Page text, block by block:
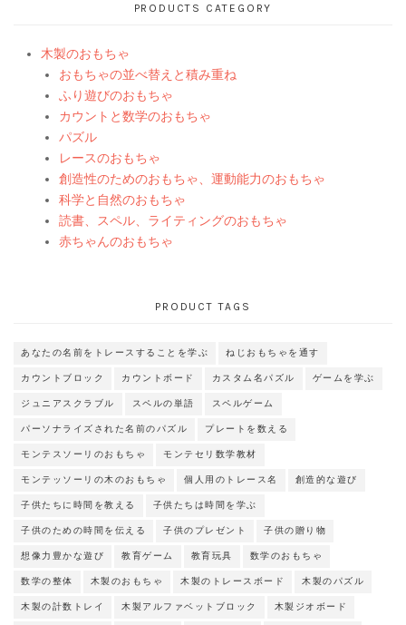
PRODUCTS CATEGORY
木製のおもちゃ
おもちゃの並べ替えと積み重ね
ふり遊びのおもちゃ
カウントと数学のおもちゃ
パズル
レースのおもちゃ
創造性のためのおもちゃ、運動能力のおもちゃ
科学と自然のおもちゃ
読書、スペル、ライティングのおもちゃ
赤ちゃんのおもちゃ
PRODUCT TAGS
あなたの名前をトレースすることを学ぶ ねじおもちゃを通す
カウントブロック カウントボード カスタム名パズル ゲームを学ぶ
ジュニアスクラブル スペルの単語 スペルゲーム
パーソナライズされた名前のパズル プレートを数える
モンテスソーリのおもちゃ モンテセリ数学教材
モンテッソーリの木のおもちゃ 個人用のトレース名 創造的な遊び
子供たちに時間を教える 子供たちは時間を学ぶ
子供のための時間を伝える 子供のプレゼント 子供の贈り物
想像力豊かな遊び 教育ゲーム 教育玩具 数学のおもちゃ
数学の整体 木製のおもちゃ 木製のトレースボード 木製のパズル
木製の計数トレイ 木製アルファベットブロック 木製ジオボード